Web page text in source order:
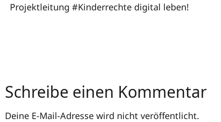
Projektleitung #Kinderrechte digital leben!
Schreibe einen Kommentar
Deine E-Mail-Adresse wird nicht veröffentlicht.